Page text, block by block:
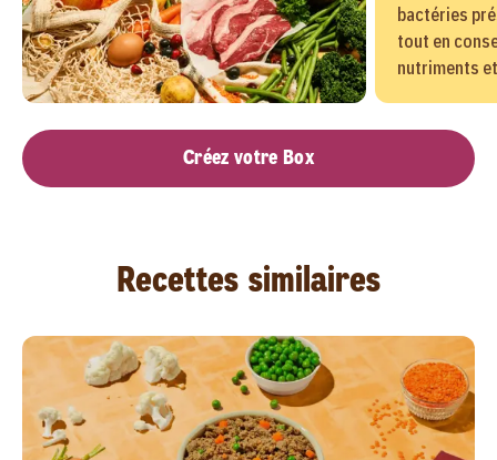
bactéries
tout en
nutriments
Créez votre Box
Recettes similaires